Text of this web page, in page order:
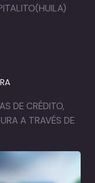
DE CRÉDITO,
A TRAVÉS DE